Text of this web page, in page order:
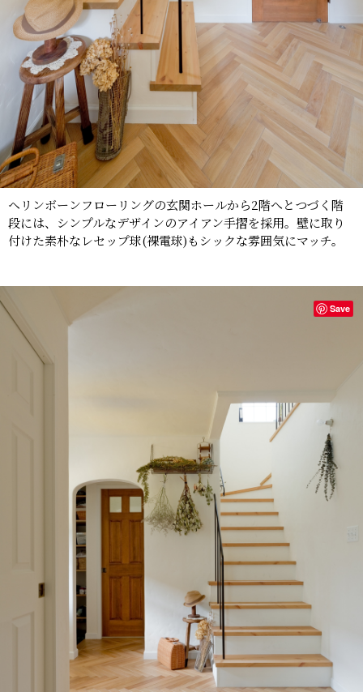
ヘリンボーンフローリングの玄関ホールから2階へとつづく階
段には、シンプルなデザインのアイアン手摺を採用。壁に取り
付けた素朴なレセップ球(裸電球)もシックな雰囲気にマッチ。
Save